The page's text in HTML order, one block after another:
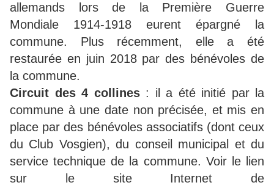
allemands lors de la Première Guerre
Mondiale 1914-1918 eurent épargné la
commune. Plus récemment, elle a été
restaurée en juin 2018 par des bénévoles de
la commune.
Circuit des 4 collines: il a été initié par la
commune à une date non précisée, et mis en
place par des bénévoles associatifs (dont ceux
du Club Vosgien), du conseil municipal et du
service technique de la commune. Voir le lien
sur le site Internet de